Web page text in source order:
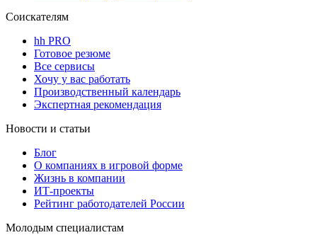
Соискателям
hh PRO
Готовое резюме
Все сервисы
Хочу у вас работать
Производственный календарь
Экспертная рекомендация
Новости и статьи
Блог
О компаниях в игровой форме
Жизнь в компании
ИТ-проекты
Рейтинг работодателей России
Молодым специалистам